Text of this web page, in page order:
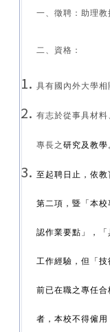
一、徵聘：助理
二、資格：
具有國內外大學相
有志於從事具材
專長之 研究及教學
至起聘日止，依
第二項，暨「本
認作業要點」，
工作經驗，但「
前已在職之專任
者，本校不得僱